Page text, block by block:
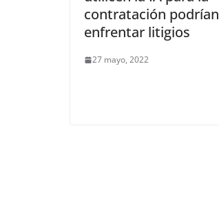
contratación podrían
enfrentar litigios
27 mayo, 2022